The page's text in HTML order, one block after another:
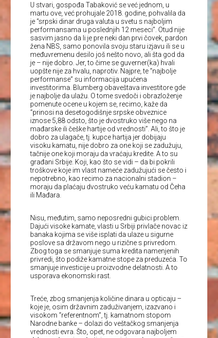
U stvari, gospođa Tabaković se već jednom, u
martu ove, već prohujale 2018. godine, pohvalila da
je “srpski dinar druga valuta u svetu s najboljim
performansama u poslednjih 12 meseci”. Otud nije
sasvim jasno da li je pre neki dan prvi čovek, pardon
žena NBS, samo ponovila svoju staru izjavu ili se u
međuvremenu desilo još nešto novo, ali šta god da
je – nije dobro. Jer, to čime se guverner(ka) hvali
uopšte nije za hvalu, naprotiv. Najpre, te “najbolje
performanse” su informacija upućena
investitorima. Blumberg obaveštava investitore gde
je najbolje da ulažu. O tome svedoči i obrazloženje
pomenute ocene u kojem se, recimo, kaže da
“prinosi na desetogodišnje srpske obveznice
iznose 5,88 odsto, što je dvostruko više nego na
mađarske ili češke hartije od vrednosti”. Ali, to što je
dobro za ulagače, tj. kupce hartija jer dobijaju
visoku kamatu, nije dobro za one koji se zadužuju,
tačnije one koji moraju da vraćaju kredite. A to su
građani Srbije. Koji, kao što se vidi – da bi pokrili
troškove koje im vlast nameće zadužujući se često i
nepotrebno, kao recimo za nacionalni stadion –
moraju da plaćaju dvostruko veću kamatu od Čeha
ili Mađara.
Nisu, međutim, samo neposredni gubici problem.
Dajući visoke kamate, vlasti u Srbiji privlače novac iz
banaka kojima se više isplati da ulaze u sigurne
poslove sa državom nego u rizične s privredom.
Zbog toga se smanjuje suma kredita namenjenih
privredi, što podiže kamatne stope za preduzeća. To
smanjuje investicije u proizvodne delatnosti. A to
usporava ekonomski rast.
Treće, zbog smanjenja količine dinara u opticaju –
koje je, osim državnim zaduživanjem, izazvano i
visokom “referentnom”, tj. kamatnom stopom
Narodne banke – dolazi do veštačkog smanjenja
vrednosti evra. Što, opet, ne odgovara najboljem